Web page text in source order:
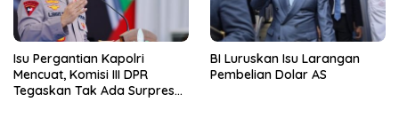
Isu Pergantian Kapolri
Mencuat, Komisi III DPR
Tegaskan Tak Ada Surpres
BI Luruskan Isu Larangan
Pembelian Dolar AS